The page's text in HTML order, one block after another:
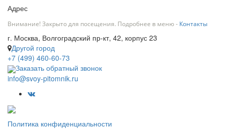
Адрес
Внимание! Закрыто для посещения. Подробнее в меню - Контакты
г. Москва, Волгоградский пр-кт, 42, корпус 23
Другой город
+7 (499) 460-60-73
Заказать обратный звонок
info@svoy-pitomnik.ru
Политика конфиденциальности